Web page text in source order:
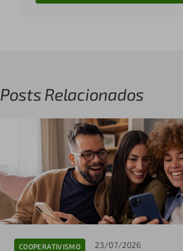
Posts Relacionados
COOPERATIVISMO 23/07/2026